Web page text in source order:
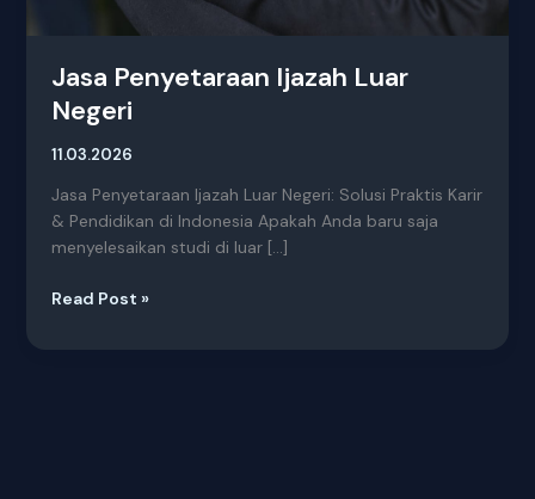
Jasa Penyetaraan Ijazah Luar
Negeri
11.03.2026
Jasa Penyetaraan Ijazah Luar Negeri: Solusi Praktis Karir
& Pendidikan di Indonesia Apakah Anda baru saja
menyelesaikan studi di luar […]
Read Post »